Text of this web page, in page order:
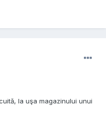
la uşa magazinului unui